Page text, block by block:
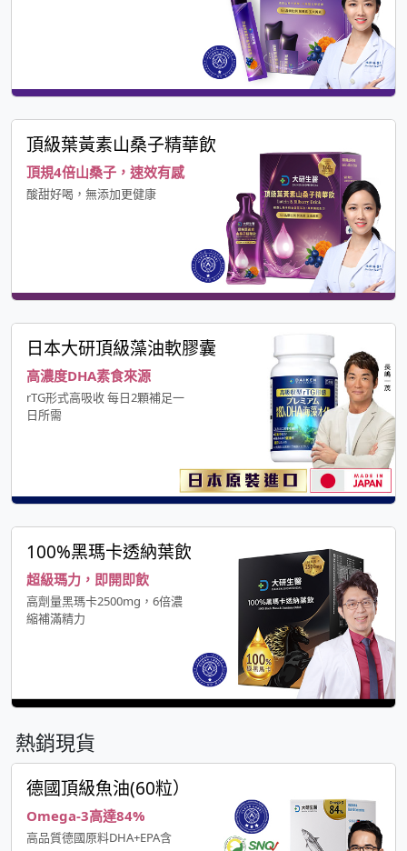
頂級葉黃素山桑子精華飲
頂規4倍山桑子，速效有感
酸甜好喝，無添加更健康
日本大研頂級藻油軟膠囊
高濃度DHA素食來源
rTG形式高吸收 每日2顆補足一
日所需
100%黑瑪卡透納葉飲
超級瑪力，即開即飲
高劑量黑瑪卡2500mg，6倍濃
縮補滿精力
熱銷現貨
德國頂級魚油(60粒）
Omega-3高達84%
高品質德國原料DHA+EPA含